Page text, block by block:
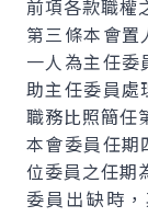
前項各款職權
第三條本會置
一人為主任
助主任委員處
職務比照簡任
本會委員任期
位委員之任期
委員出缺時